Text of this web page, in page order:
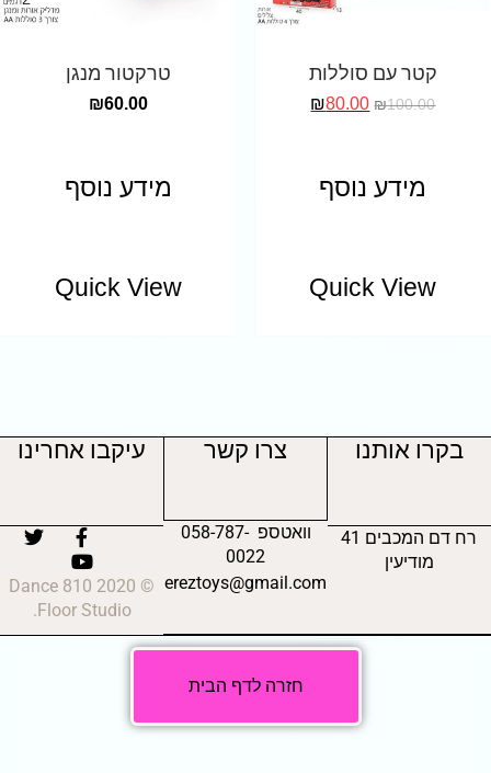
קטר עם סוללות
₪100.00
₪80.00
מידע נוסף
Quick View
טרקטור מנגן
₪60.00
מידע נוסף
Quick View
בקרו אותנו
רח דם המכבים 41
מודיעין
צרו קשר
וואטספ 058-787-
0022
ereztoys@gmail.com
עיקבו אחרינו
© 2020 810 Dance
Floor Studio.
חזרה לדף הבית